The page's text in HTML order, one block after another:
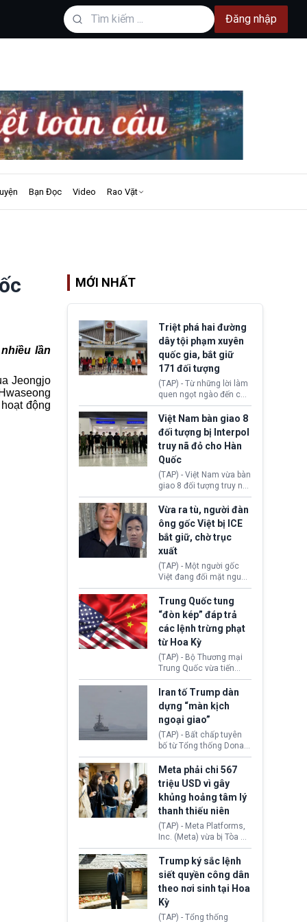
Đăng nhập
Bạn Đọc Video Rao Vặt
lần
Jeongjo
động
MỚI NHẤT
Triệt phá hai đường
dây tội phạm xuyên
quốc gia, bắt giữ
171 đối tượng
(TAP) - Từ những lời làm
quen ngọt ngào đến các
“sàn vàng ảo”, bất động
sản trực tuyến cùng
đường dây đánh bạc quy
mô lớn, hai tổ chức tội
phạm xuyên quốc gia đã
dựng lên mạng lưới hoạt
động tại Việt Nam và
Lào, lôi kéo hàng nghìn
người tham gia, luân
chuyển dòng tiền qua
nhiều lớp tài khoản. Sau
hơn 2 tuần phối hợp truy
xét, lực lượng chức năng
hai nước đã bắt giữ 171
Việt Nam bàn giao 8
đối tượng bị Interpol
truy nã đỏ cho Hàn
Quốc
(TAP) - Việt Nam vừa bàn
giao 8 đối tượng truy nã
đỏ Interpol cho lực lượng
chức năng Hàn Quốc.
Nhóm này bị xác định
lừa đảo 619 nạn nhân,
chiếm đoạt hơn 17,7 tỷ
KRW.
Vừa ra tù, người đàn
ông gốc Việt bị ICE
bắt giữ, chờ trục
xuất
(TAP) - Một người gốc
Việt đang đối mặt nguy
cơ bị trục xuất khỏi Hoa
Kỳ sau khi đã chấp hành
xong bản án liên quan
đến tội ác từ hơn 30
năm trước tại California.
Trung Quốc tung
“đòn kép” đáp trả
các lệnh trừng phạt
từ Hoa Kỳ
(TAP) - Bộ Thương mại
Trung Quốc vừa tiến
hành áp đặt lệnh trừng
phạt lên hàng loạt thực
thể và siết chặt kiểm
soát xuất khẩu máy bay
không người lái (UAV)
sang Hoa Kỳ. Động thái
này nhằm đáp trả các
biện pháp hạn chế
thương mại, áp thuế mới
cùng lệnh cấm công
nghệ gần đây từ phía
Washington.
Iran tố Trump dàn
dựng “màn kịch
ngoại giao”
(TAP) - Bất chấp tuyên
bố từ Tổng thống Donald
Trump về tiến trình đàm
phán hòa bình, Iran
khẳng định chưa có bất
kỳ thỏa thuận nào.
Tehran cho rằng, Hoa Kỳ
chỉ đang dàn dựng “màn
kịch ngoại giao” để xoa
dịu căng thẳng.
Meta phải chi 567
triệu USD vì gây
khủng hoảng tâm lý
thanh thiếu niên
(TAP) - Meta Platforms,
Inc. (Meta) vừa bị Tòa án
bang New Mexico yêu
cầu đóng góp 567 triệu
USD vào một quỹ khắc
phục hậu quả. Quyết
định này diễn ra sau khi
toà xác định, những nền
tảng mạng xã hội
Trump ký sắc lệnh
siết quyền công dân
theo nơi sinh tại Hoa
Kỳ
(TAP) - Tổng thống